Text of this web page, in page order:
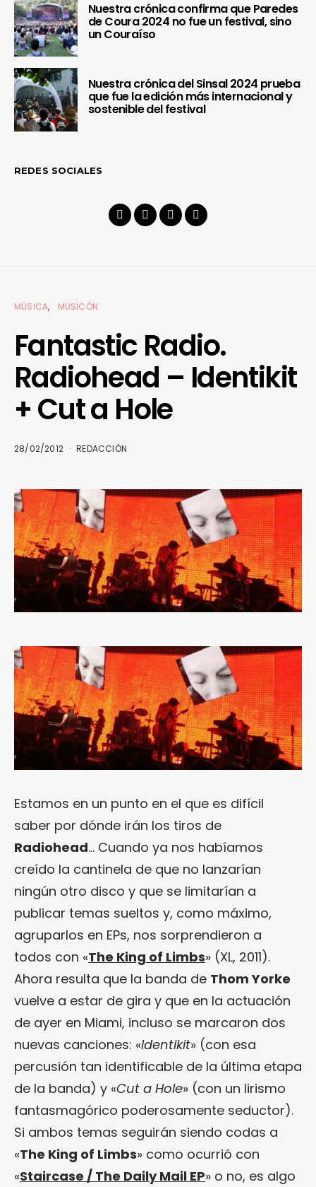
Nuestra crónica confirma que Paredes
de Coura 2024 no fue un festival, sino
un Couraíso
Nuestra crónica del Sinsal 2024 prueba
que fue la edición más internacional y
sostenible del festival
REDES SOCIALES
MÚSICA MUSICÓN
Fantastic Radio.
Radiohead – Identikit
+ Cut a Hole
28/02/2012 REDACCIÓN
Estamos en un punto en el que es difícil
saber por dónde irán los tiros de
Radiohead… Cuando ya nos habíamos
creído la cantinela de que no lanzarían
ningún otro disco y que se limitarían a
publicar temas sueltos y, como máximo,
agruparlos en EPs, nos sorprendieron a
todos con «The King of Limbs» (XL, 2011).
Ahora resulta que la banda de Thom Yorke
vuelve a estar de gira y que en la actuación
de ayer en Miami, incluso se marcaron dos
nuevas canciones: «Identikit» (con esa
percusión tan identificable de la última etapa
de la banda) y «Cut a Hole» (con un lirismo
fantasmagórico poderosamente seductor).
Si ambos temas seguirán siendo codas a
«The King of Limbs» como ocurrió con
«Staircase / The Daily Mail EP» o no, es algo